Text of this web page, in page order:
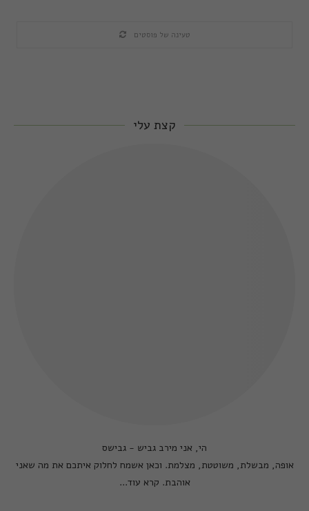
טעינה של פוסטים
קצת עלי
הי, אני מירב גביש - גבישס
אופה, מבשלת, משוטטת, מצלמת. וכאן אשמח לחלוק איתכם את מה שאני
אוהבת. קרא עוד...